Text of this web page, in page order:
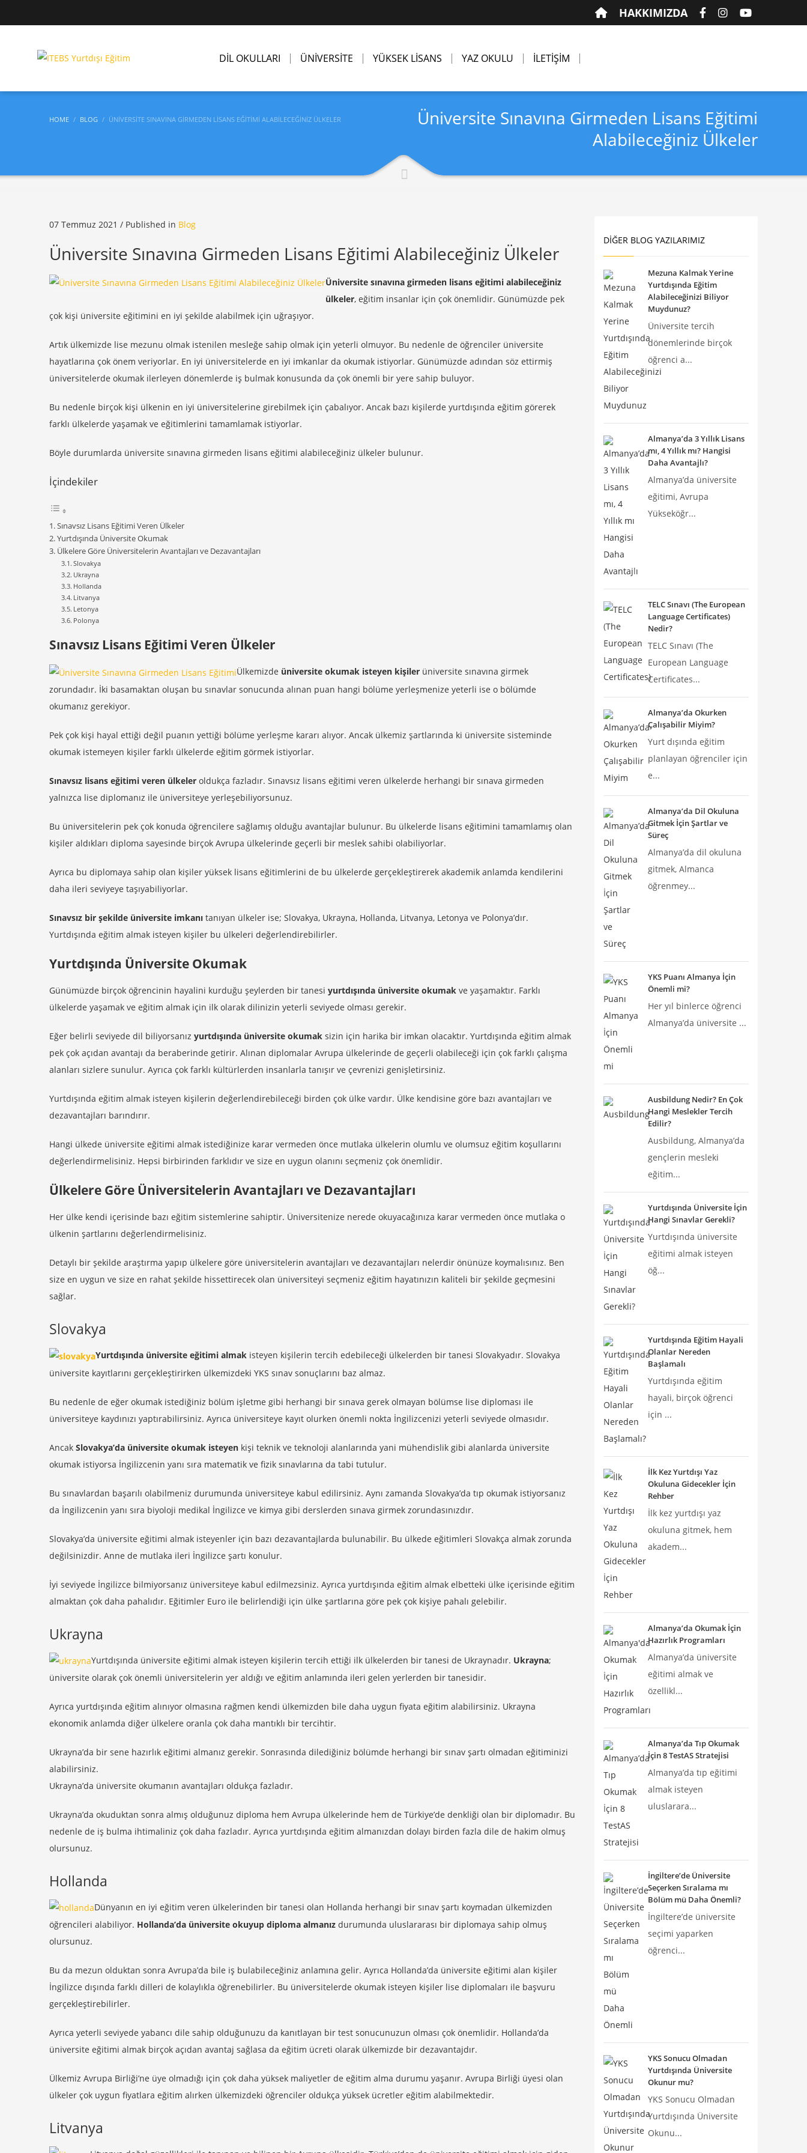
HAKKIMIZDA
DİL OKULLARI ÜNİVERSİTE YÜKSEK LİSANS YAZ OKULU İLETİŞİM
HOME BLOG ÜNIVERSITE SINAVINA GIRMEDEN LISANS EĞITIMI ALABILECEĞINIZ ÜLKELER
Üniversite Sınavına Girmeden Lisans Eğitimi
Alabileceğiniz Ülkeler
07 Temmuz 2021 / Published in Blog
Üniversite Sınavına Girmeden Lisans Eğitimi Alabileceğiniz Ülkeler
Üniversite sınavına girmeden lisans eğitimi alabileceğiniz
ülkeler, eğitim insanlar için çok önemlidir. Günümüzde pek
çok kişi üniversite eğitimini en iyi şekilde alabilmek için uğraşıyor.
Artık ülkemizde lise mezunu olmak istenilen mesleğe sahip olmak için yeterli olmuyor. Bu nedenle de öğrenciler üniversite
hayatlarına çok önem veriyorlar. En iyi üniversitelerde en iyi imkanlar da okumak istiyorlar. Günümüzde adından söz ettirmiş
üniversitelerde okumak ilerleyen dönemlerde iş bulmak konusunda da çok önemli bir yere sahip buluyor.
Bu nedenle birçok kişi ülkenin en iyi üniversitelerine girebilmek için çabalıyor. Ancak bazı kişilerde yurtdışında eğitim görerek
farklı ülkelerde yaşamak ve eğitimlerini tamamlamak istiyorlar.
Böyle durumlarda üniversite sınavına girmeden lisans eğitimi alabileceğiniz ülkeler bulunur.
İçindekiler
Sınavsız Lisans Eğitimi Veren Ülkeler
Yurtdışında Üniversite Okumak
Ülkelere Göre Üniversitelerin Avantajları ve Dezavantajları
Slovakya
Ukrayna
Hollanda
Litvanya
Letonya
Polonya
Sınavsız Lisans Eğitimi Veren Ülkeler
Ülkemizde üniversite okumak isteyen kişiler üniversite sınavına girmek
zorundadır. İki basamaktan oluşan bu sınavlar sonucunda alınan puan hangi bölüme yerleşmenize yeterli ise o bölümde
okumanız gerekiyor.
Pek çok kişi hayal ettiği değil puanın yettiği bölüme yerleşme kararı alıyor. Ancak ülkemiz şartlarında ki üniversite sisteminde
okumak istemeyen kişiler farklı ülkelerde eğitim görmek istiyorlar.
Sınavsız lisans eğitimi veren ülkeler oldukça fazladır. Sınavsız lisans eğitimi veren ülkelerde herhangi bir sınava girmeden
yalnızca lise diplomanız ile üniversiteye yerleşebiliyorsunuz.
Bu üniversitelerin pek çok konuda öğrencilere sağlamış olduğu avantajlar bulunur. Bu ülkelerde lisans eğitimini tamamlamış olan
kişiler aldıkları diploma sayesinde birçok Avrupa ülkelerinde geçerli bir meslek sahibi olabiliyorlar.
Ayrıca bu diplomaya sahip olan kişiler yüksek lisans eğitimlerini de bu ülkelerde gerçekleştirerek akademik anlamda kendilerini
daha ileri seviyeye taşıyabiliyorlar.
Sınavsız bir şekilde üniversite imkanı tanıyan ülkeler ise; Slovakya, Ukrayna, Hollanda, Litvanya, Letonya ve Polonya’dır.
Yurtdışında eğitim almak isteyen kişiler bu ülkeleri değerlendirebilirler.
Yurtdışında Üniversite Okumak
Günümüzde birçok öğrencinin hayalini kurduğu şeylerden bir tanesi yurtdışında üniversite okumak ve yaşamaktır. Farklı
ülkelerde yaşamak ve eğitim almak için ilk olarak dilinizin yeterli seviyede olması gerekir.
Eğer belirli seviyede dil biliyorsanız yurtdışında üniversite okumak sizin için harika bir imkan olacaktır. Yurtdışında eğitim almak
pek çok açıdan avantajı da beraberinde getirir. Alınan diplomalar Avrupa ülkelerinde de geçerli olabileceği için çok farklı çalışma
alanları sizlere sunulur. Ayrıca çok farklı kültürlerden insanlarla tanışır ve çevrenizi genişletirsiniz.
Yurtdışında eğitim almak isteyen kişilerin değerlendirebileceği birden çok ülke vardır. Ülke kendisine göre bazı avantajları ve
dezavantajları barındırır.
Hangi ülkede üniversite eğitimi almak istediğinize karar vermeden önce mutlaka ülkelerin olumlu ve olumsuz eğitim koşullarını
değerlendirmelisiniz. Hepsi birbirinden farklıdır ve size en uygun olanını seçmeniz çok önemlidir.
Ülkelere Göre Üniversitelerin Avantajları ve Dezavantajları
Her ülke kendi içerisinde bazı eğitim sistemlerine sahiptir. Üniversitenize nerede okuyacağınıza karar vermeden önce mutlaka o
ülkenin şartlarını değerlendirmelisiniz.
Detaylı bir şekilde araştırma yapıp ülkelere göre üniversitelerin avantajları ve dezavantajları nelerdir önünüze koymalısınız. Ben
size en uygun ve size en rahat şekilde hissettirecek olan üniversiteyi seçmeniz eğitim hayatınızın kaliteli bir şekilde geçmesini
sağlar.
Slovakya
Yurtdışında üniversite eğitimi almak isteyen kişilerin tercih edebileceği ülkelerden bir tanesi Slovakyadır. Slovakya
üniversite kayıtlarını gerçekleştirirken ülkemizdeki YKS sınav sonuçlarını baz almaz.
Bu nedenle de eğer okumak istediğiniz bölüm işletme gibi herhangi bir sınava gerek olmayan bölümse lise diploması ile
üniversiteye kaydınızı yaptırabilirsiniz. Ayrıca üniversiteye kayıt olurken önemli nokta İngilizcenizi yeterli seviyede olmasıdır.
Ancak Slovakya’da üniversite okumak isteyen kişi teknik ve teknoloji alanlarında yani mühendislik gibi alanlarda üniversite
okumak istiyorsa İngilizcenin yanı sıra matematik ve fizik sınavlarına da tabi tutulur.
Bu sınavlardan başarılı olabilmeniz durumunda üniversiteye kabul edilirsiniz. Aynı zamanda Slovakya’da tıp okumak istiyorsanız
da İngilizcenin yanı sıra biyoloji medikal İngilizce ve kimya gibi derslerden sınava girmek zorundasınızdır.
Slovakya’da üniversite eğitimi almak isteyenler için bazı dezavantajlarda bulunabilir. Bu ülkede eğitimleri Slovakça almak zorunda
değilsinizdir. Anne de mutlaka ileri İngilizce şartı konulur.
İyi seviyede İngilizce bilmiyorsanız üniversiteye kabul edilmezsiniz. Ayrıca yurtdışında eğitim almak elbetteki ülke içerisinde eğitim
almaktan çok daha pahalıdır. Eğitimler Euro ile belirlendiği için ülke şartlarına göre pek çok kişiye pahalı gelebilir.
Ukrayna
Yurtdışında üniversite eğitimi almak isteyen kişilerin tercih ettiği ilk ülkelerden bir tanesi de Ukraynadır. Ukrayna;
üniversite olarak çok önemli üniversitelerin yer aldığı ve eğitim anlamında ileri gelen yerlerden bir tanesidir.
Ayrıca yurtdışında eğitim alınıyor olmasına rağmen kendi ülkemizden bile daha uygun fiyata eğitim alabilirsiniz. Ukrayna
ekonomik anlamda diğer ülkelere oranla çok daha mantıklı bir tercihtir.
Ukrayna’da bir sene hazırlık eğitimi almanız gerekir. Sonrasında dilediğiniz bölümde herhangi bir sınav şartı olmadan eğitiminizi
alabilirsiniz.
Ukrayna’da üniversite okumanın avantajları oldukça fazladır.
Ukrayna’da okuduktan sonra almış olduğunuz diploma hem Avrupa ülkelerinde hem de Türkiye’de denkliği olan bir diplomadır. Bu
nedenle de iş bulma ihtimaliniz çok daha fazladır. Ayrıca yurtdışında eğitim almanızdan dolayı birden fazla dile de hakim olmuş
olursunuz.
Hollanda
Dünyanın en iyi eğitim veren ülkelerinden bir tanesi olan Hollanda herhangi bir sınav şartı koymadan ülkemizden
öğrencileri alabiliyor. Hollanda’da üniversite okuyup diploma almanız durumunda uluslararası bir diplomaya sahip olmuş
olursunuz.
Bu da mezun olduktan sonra Avrupa’da bile iş bulabileceğiniz anlamına gelir. Ayrıca Hollanda’da üniversite eğitimi alan kişiler
İngilizce dışında farklı dilleri de kolaylıkla öğrenebilirler. Bu üniversitelerde okumak isteyen kişiler lise diplomaları ile başvuru
gerçekleştirebilirler.
Ayrıca yeterli seviyede yabancı dile sahip olduğunuzu da kanıtlayan bir test sonucunuzun olması çok önemlidir. Hollanda’da
üniversite eğitimi almak birçok açıdan avantaj sağlasa da eğitim ücreti olarak ülkemizde bir dezavantajdır.
Ülkemiz Avrupa Birliği’ne üye olmadığı için çok daha yüksek maliyetler de eğitim alma durumu yaşanır. Avrupa Birliği üyesi olan
ülkeler çok uygun fiyatlara eğitim alırken ülkemizdeki öğrenciler oldukça yüksek ücretler eğitim alabilmektedir.
Litvanya
DIĞER BLOG YAZILARIMIZ
Mezuna Kalmak Yerine
Yurtdışında Eğitim
Alabileceğinizi Biliyor
Muydunuz?
Üniversite tercih
dönemlerinde birçok
öğrenci a...
Almanya’da 3 Yıllık Lisans
mı, 4 Yıllık mı? Hangisi
Daha Avantajlı?
Almanya’da üniversite
eğitimi, Avrupa
Yükseköğr...
TELC Sınavı (The European
Language Certificates)
Nedir?
TELC Sınavı (The
European Language
Certificates...
Almanya’da Okurken
Çalışabilir Miyim?
Yurt dışında eğitim
planlayan öğrenciler için
e...
Almanya’da Dil Okuluna
Gitmek İçin Şartlar ve
Süreç
Almanya’da dil okuluna
gitmek, Almanca
öğrenmey...
YKS Puanı Almanya İçin
Önemli mi?
Her yıl binlerce öğrenci
Almanya’da üniversite ...
Ausbildung Nedir? En Çok
Hangi Meslekler Tercih
Edilir?
Ausbildung, Almanya’da
gençlerin mesleki
eğitim...
Yurtdışında Üniversite İçin
Hangi Sınavlar Gerekli?
Yurtdışında üniversite
eğitimi almak isteyen
öğ...
Yurtdışında Eğitim Hayali
Olanlar Nereden
Başlamalı
Yurtdışında eğitim
hayali, birçok öğrenci
için ...
İlk Kez Yurtdışı Yaz
Okuluna Gidecekler İçin
Rehber
İlk kez yurtdışı yaz
okuluna gitmek, hem
akadem...
Almanya’da Okumak İçin
Hazırlık Programları
Almanya’da üniversite
eğitimi almak ve
özellikl...
Almanya’da Tıp Okumak
İçin 8 TestAS Stratejisi
Almanya’da tıp eğitimi
almak isteyen
uluslarara...
İngiltere’de Üniversite
Seçerken Sıralama mı
Bölüm mü Daha Önemli?
İngiltere’de üniversite
seçimi yaparken
öğrenci...
YKS Sonucu Olmadan
Yurtdışında Üniversite
Okunur mu?
YKS Sonucu Olmadan
Yurtdışında Üniversite
Okunu...